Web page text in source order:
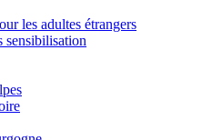
les adultes étrangers
sensibilisation